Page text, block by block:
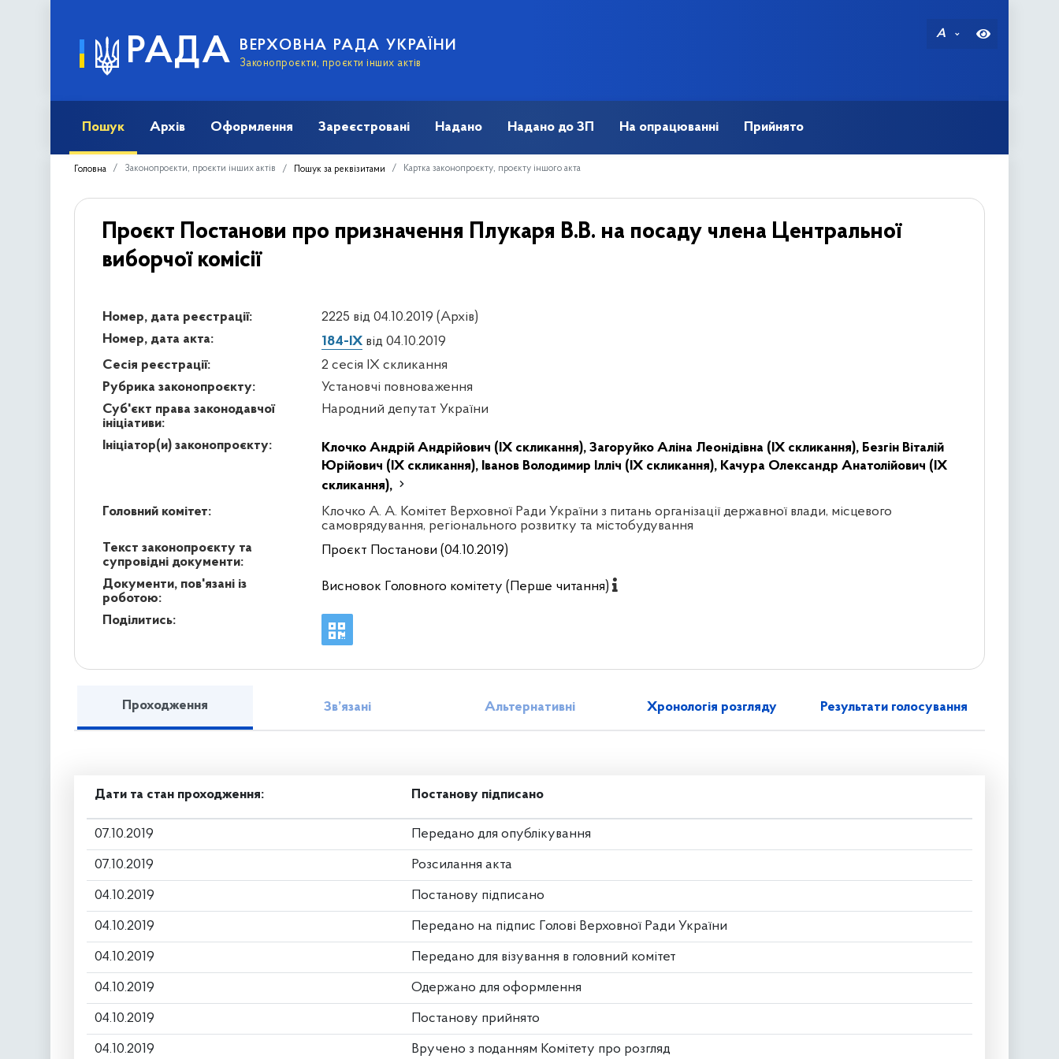
РАДА ВЕРХОВНА РАДА УКРАЇНИ
Законопроєкти, проєкти інших актів
A
Пошук Архів Оформлення Зареєстровані Надано Надано до ЗП На опрацюванні Прийнято
Головна Законопроєкти, проєкти інших актів Пошук за реквізитами Картка законопроєкту, проєкту іншого акта
Проєкт Постанови про призначення Плукаря В.В. на посаду члена Центральної
виборчої комісії
Номер, дата реєстрації:
2225 від 04.10.2019 (Архів)
Номер, дата акта:
184-IX від 04.10.2019
Сесія реєстрації:
2 сесія IX скликання
Рубрика законопроєкту:
Установчі повноваження
Суб'єкт права законодавчої
ініціативи:
Народний депутат України
Ініціатор(и) законопроєкту: Клочко Андрій Андрійович (IX скликання),Загоруйко Аліна Леонідівна (IX скликання), Безгін Віталій
Юрійович (IX скликання), Іванов Володимир Ілліч (IX скликання), Качура Олександр Анатолійович (IX
скликання),
Головний комітет:
Клочко А. А. Комітет Верховної Ради України з питань організації державної влади, місцевого
самоврядування, регіонального розвитку та містобудування
Текст законопроєкту та
супровідні документи:
Проєкт Постанови (04.10.2019)
Документи, пов'язані із
роботою:
Висновок Головного комітету (Перше читання)
Поділитись:
Проходження Зв’язані Альтернативні Хронологія розгляду Результати голосування
Дати та стан проходження: Постанову підписано
07.10.2019 Передано для опублікування
07.10.2019 Розсилання акта
04.10.2019 Постанову підписано
04.10.2019 Передано на підпис Голові Верховної Ради України
04.10.2019 Передано для візування в головний комітет
04.10.2019 Одержано для оформлення
04.10.2019 Постанову прийнято
04.10.2019 Вручено з поданням Комітету про розгляд